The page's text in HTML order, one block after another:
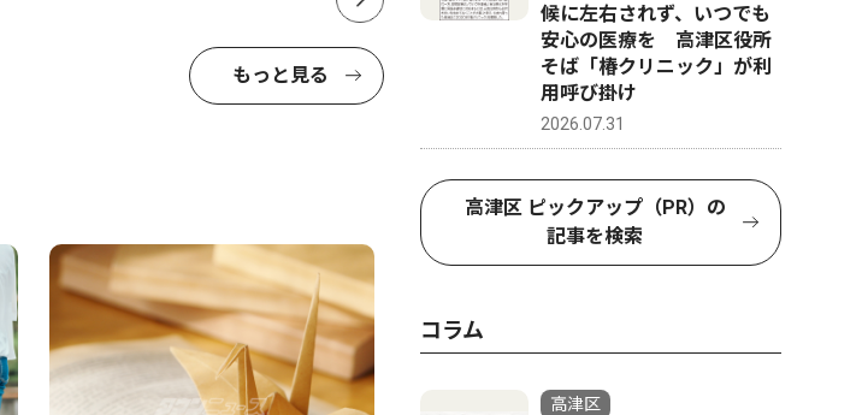
もっと見る
候に左右されず、いつでも
安心の医療を 高津区役所
そば「椿クリニック」が利
用呼び掛け
2026.07.31
高津区 ピックアップ（PR）の
記事を検索
コラム
高津区